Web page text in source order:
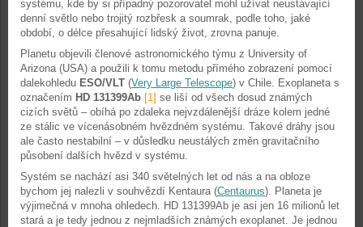
systému, kde by si případný pozorovatel mohl užívat neustávající
denní světlo nebo trojitý rozbřesk a soumrak, podle toho, jaké
období, o délce přesahující lidský život, zrovna panuje.
Planetu objevili členové astronomického týmu z University of
Arizona (USA) a použili k tomu metodu přímého zobrazení pomocí
dalekohledu ESO/VLT (Very Large Telescope) v Chile. Exoplaneta s
označením HD 131399Ab [1] se liší od všech dosud známých
cizích světů – obíhá po zdaleka nejvzdálenější dráze kolem jedné
ze stálic ve vícenásobném hvězdném systému. Takové dráhy jsou
ale často nestabilní – v důsledku neustálých změn gravitačního
působení dalších hvězd v systému.
Systém se nachází asi 340 světelných let od nás a na obloze
bychom jej nalezli v souhvězdí Kentaura (Centaurus). Planeta je
výjimečná v mnoha ohledech. HD 131399Ab je asi jen 16 milionů let
stará a je tedy jednou z nejmladších známých exoplanet. Je jednou